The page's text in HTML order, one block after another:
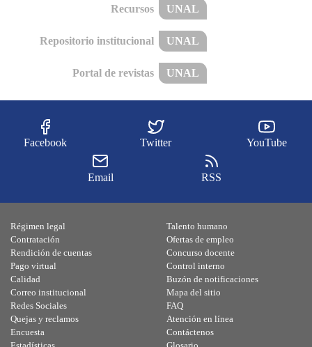
Recursos UNAL
Repositorio institucional UNAL
Portal de revistas UNAL
Facebook Twitter YouTube
Email RSS
Régimen legal
Contratación
Rendición de cuentas
Pago virtual
Calidad
Talento humano
Ofertas de empleo
Concurso docente
Control interno
Buzón de notificaciones
Correo institucional
Redes Sociales
Quejas y reclamos
Encuesta
Mapa del sitio
FAQ
Atención en línea
Contáctenos